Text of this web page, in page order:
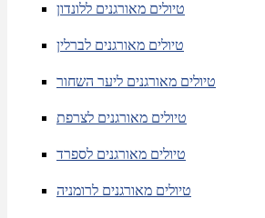
טיולים מאורגנים ללונדון
טיולים מאורגנים לברלין
טיולים מאורגנים ליער השחור
טיולים מאורגנים לצרפת
טיולים מאורגנים לספרד
טיולים מאורגנים לרומניה